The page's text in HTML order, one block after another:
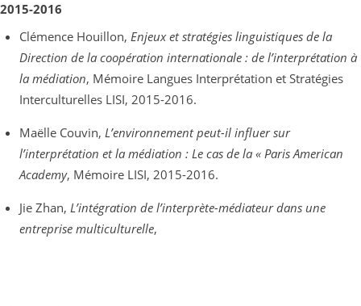
2015-2016
Clémence Houillon, Enjeux et stratégies linguistiques de la
Direction de la coopération internationale : de l’interprétation à
la médiation, Mémoire Langues Interprétation et Stratégies
Interculturelles LISI, 2015-2016.
Maëlle Couvin, L’environnement peut-il influer sur
l’interprétation et la médiation : Le cas de la « Paris American
Academy, Mémoire LISI, 2015-2016.
Jie Zhan, L’intégration de l’interprète-médiateur dans une
entreprise multiculturelle,